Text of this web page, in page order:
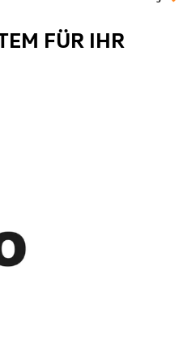
FÜR IHR